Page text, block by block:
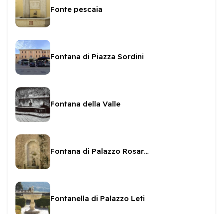
Fonte pescaia
Fontana di Piazza Sordini
Fontana della Valle
Fontana di Palazzo Rosari Spada
Fontanella di Palazzo Leti